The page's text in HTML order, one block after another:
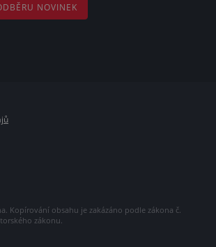
NOVINEK
Kopírování obsahu je zakázáno podle zákona č.
zákonu.